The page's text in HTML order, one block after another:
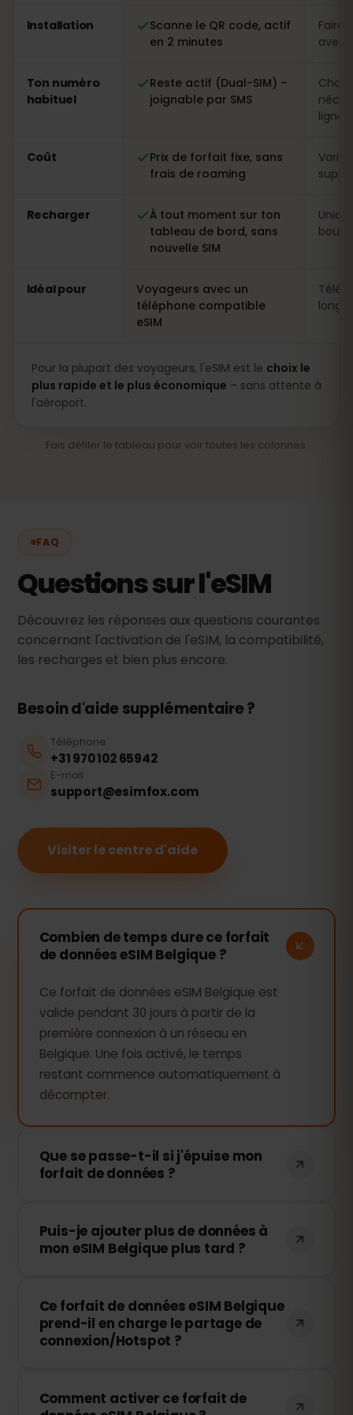
Installation
Scanne le QR code, actif
en 2 minutes
Faire
avec
Ton numéro
habituel
Reste actif (Dual-SIM) –
joignable par SMS
ligne
Coût
Prix de forfait fixe, sans
frais de roaming
Recharger
À tout moment sur ton
tableau de bord, sans
nouvelle SIM
Idéal pour
Voyageurs avec un
téléphone compatible
eSIM
longs
Pour la plupart des voyageurs, l'eSIM est le choix le
plus rapide et le plus économique – sans attente à
l'aéroport.
Fais défiler le tableau pour voir toutes les colonnes.
FAQ
Questions sur l'eSIM
Découvrez les réponses aux questions courantes
concernant l'activation de l'eSIM, la compatibilité,
les recharges et bien plus encore.
Besoin d'aide supplémentaire ?
Téléphone
+31 970 102 65942
E-mail
support@esimfox.com
Visiter le centre d'aide
Combien de temps dure ce forfait
de données eSIM Belgique ?
Ce forfait de données eSIM Belgique est
valide pendant 30 jours à partir de la
première connexion à un réseau en
Belgique. Une fois activé, le temps
restant commence automatiquement à
décompter.
Que se passe-t-il si j'épuise mon
forfait de données ?
connexion sera interrompue. Vous
pouvez facilement recharger votre eSIM
Puis-je ajouter plus de données à
mon eSIM Belgique plus tard ?
supplémentaires à tout moment sans
réinstaller votre eSIM. Il vous suffit
d'accéder à votre compte et de choisir
Ce forfait de données eSIM Belgique
prend-il en charge le partage de
connexion/Hotspot ?
connexion mobile en mode Hotspot avec
Comment activer ce forfait de